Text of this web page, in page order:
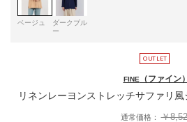
ベージュ
ダークブル
ー
FINE（ファイン）
リネンレーヨンストレッチサファリ風
通常価格：￥